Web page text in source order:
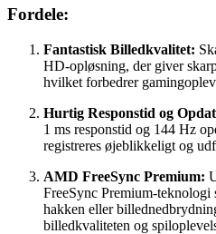
Fordele:
Fantastisk Billedkvalitet:
HD-opløsning, der giver
hvilket forbedrer
Hurtig Responstid og
1 ms responstid og 144 Hz
registreres øjeblikkeligt og
AMD FreeSync Premium:
FreeSync Premium-
hakken eller
billedkvaliteten og